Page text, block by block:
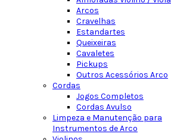
Arcos
Cravelhas
Estandartes
Queixeiras
Cavaletes
Pickups
Outros Acessórios Arco
Cordas
Jogos Completos
Cordas Avulso
Limpeza e Manutenção para
Instrumentos de Arco